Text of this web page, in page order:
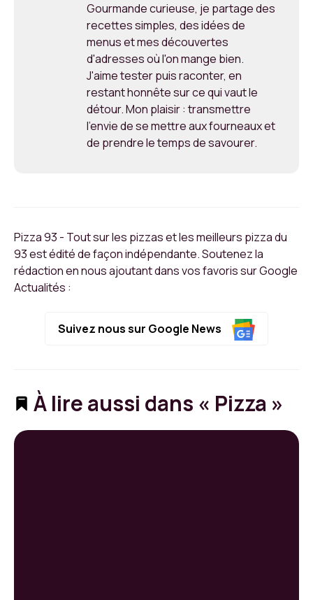
Gourmande curieuse, je partage des
recettes simples, des idées de
menus et mes découvertes
d'adresses où l'on mange bien.
J'aime tester puis raconter, en
restant honnête sur ce qui vaut le
détour. Mon plaisir : transmettre
l'envie de se mettre aux fourneaux et
de prendre le temps de savourer.
Pizza 93 - Tout sur les pizzas et les meilleurs pizza du
93 est édité de façon indépendante. Soutenez la
rédaction en nous ajoutant dans vos favoris sur Google
Actualités :
Suivez nous sur Google News
À lire aussi dans « Pizza »